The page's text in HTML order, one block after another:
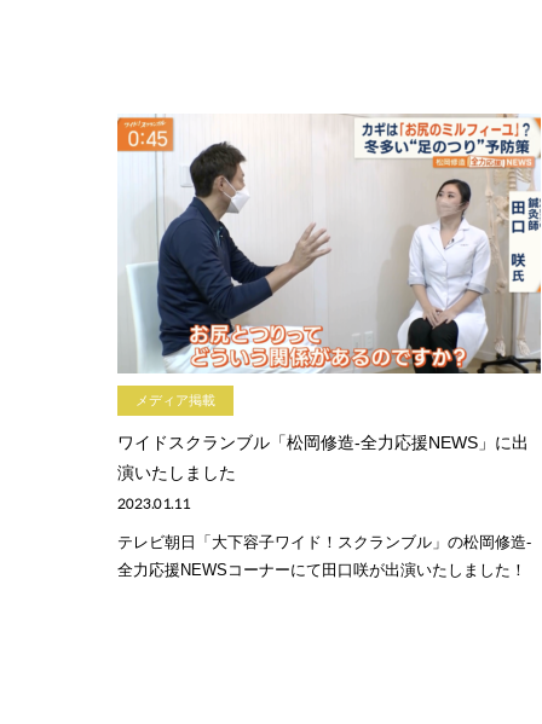
メディア掲載
ワイドスクランブル「松岡修造-全力応援NEWS」に出
演いたしました
2023.01.11
テレビ朝日「大下容子ワイド！スクランブル」の松岡修造-
全力応援NEWSコーナーにて田口咲が出演いたしました！